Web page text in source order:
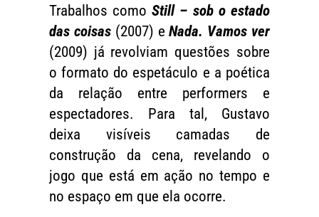
Trabalhos comoStill – sob o estado
das coisas(2007) eNada. Vamos ver
(2009) já revolviam questões sobre
o formato do espetáculo e a poética
da relação entre performers e
espectadores. Para tal, Gustavo
deixa visíveis camadas de
construção da cena, revelando o
jogo que está em ação no tempo e
no espaço em que ela ocorre.